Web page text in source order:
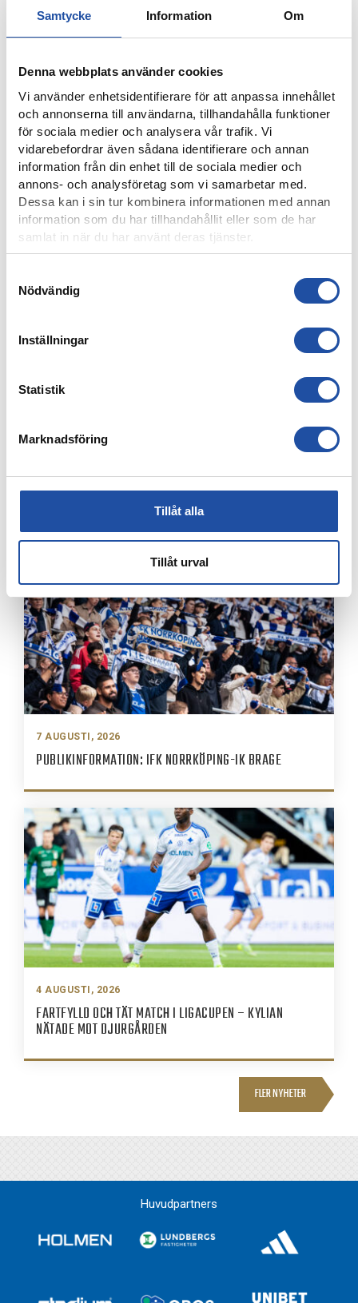
Samtycke Information Om
Denna webbplats använder cookies
Vi använder enhetsidentifierare för att anpassa innehållet
och annonserna till användarna, tillhandahålla funktioner
för sociala medier och analysera vår trafik. Vi
vidarebefordrar även sådana identifierare och annan
information från din enhet till de sociala medier och
annons- och analysföretag som vi samarbetar med.
Dessa kan i sin tur kombinera informationen med annan
information som du har tillhandahållit eller som de har
samlat in när du har använt deras tjänster.
Nödvändig
Inställningar
Statistik
Marknadsföring
Tillåt alla
Tillåt urval
8 AUGUSTI, 2026
IFK-TRUPPEN MOT IK BRAGE
ELIAS JEMALS BÄSTA TID PÅ KANTEN – “BARNDOMSDRÖM
7 AUGUSTI, 2026
PUBLIKINFORMATION: IFK NORRKÖPING-IK BRAGE
4 AUGUSTI, 2026
FARTFYLLD OCH TÄT MATCH I LIGACUPEN – KYLIAN
NÄTADE MOT DJURGÅRDEN
FLER NYHETER
Huvudpartners